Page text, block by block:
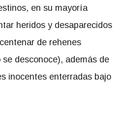
en su mayoría
heridos y desaparecidos
de rehenes
desconoce), además de
inocentes enterradas bajo